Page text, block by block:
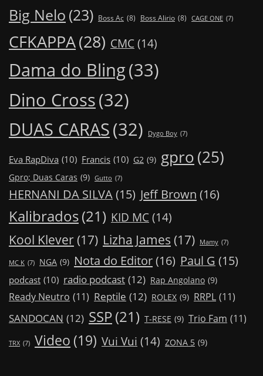
Big Nelo (23) Boss Ac (8) Boss Alirio (8) CAGE ONE (7)
CFKAPPA(28) CMC (14)
Dama do Bling(33)
Dino Cross(32)
DUAS CARAS(32) Dygo Boy (7)
Eva RapDiva (10) Francis (10) G2 (9) gpro(25)
Gpro; Duas Caras (9) Gutto (7)
HERNANI DA SILVA(15) Jeff Brown (16)
Kalibrados(21) KID MC (14)
Kool Klever (17) Lizha James (17) Mamy (7)
MC K (7) NGA (9) Nota do Editor(16) Paul G (15)
podcast (10) radio podcast (12) Rap Angolano (9)
Ready Neutro (11) Reptile (12) ROLEX (9) RRPL (11)
SANDOCAN (12) SSP(21) T-RESE (9) Trio Fam (11)
TRX (7) Video (19) Vui Vui (14) ZONA 5 (9)